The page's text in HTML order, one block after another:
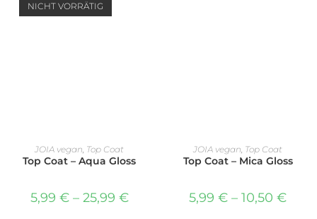
NICHT VORRÄTIG
AUSFÜHRUNG WÄHLEN
JOIA vegan Top Coat
Top Coat – Aqua Gloss
5,99 €– 25,99 €
AUSFÜHRUNG WÄHLEN
JOIA vegan Top Coat
Top Coat – Mica Gloss
5,99 € – 10,50 €